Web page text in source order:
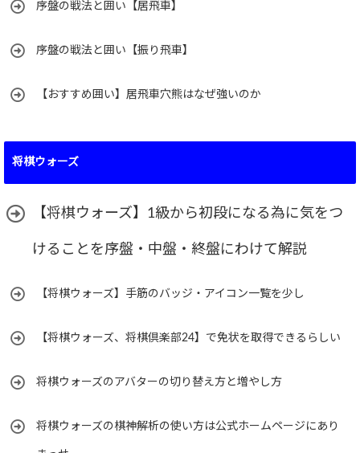
序盤の戦法と囲い【居飛車】
序盤の戦法と囲い【振り飛車】
【おすすめ囲い】居飛車穴熊はなぜ強いのか
将棋ウォーズ
【将棋ウォーズ】1級から初段になる為に気をつ
けることを序盤・中盤・終盤にわけて解説
【将棋ウォーズ】手筋のバッジ・アイコン一覧を少し
【将棋ウォーズ、将棋倶楽部24】で免状を取得できるらしい
将棋ウォーズのアバターの切り替え方と増やし方
将棋ウォーズの棋神解析の使い方は公式ホームページにあり